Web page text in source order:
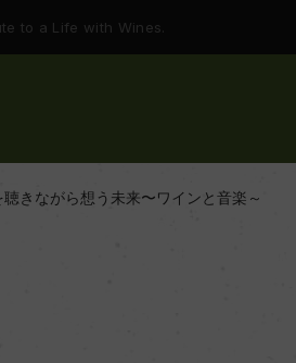
to a Life with Wines.
きながら想う未来〜ワインと音楽～